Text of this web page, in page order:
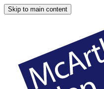
Skip to main content